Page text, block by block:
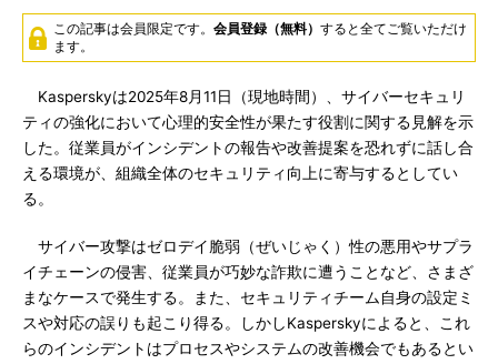
この記事は会員限定です。 会員登録（無料） すると全てご覧いただけ
ます。
Kasperskyは2025年8月11日（現地時間）、サイバーセキュリ
ティの強化において心理的安全性が果たす役割に関する見解を示
した。従業員がインシデントの報告や改善提案を恐れずに話し合
える環境が、組織全体のセキュリティ向上に寄与するとしてい
る。
サイバー攻撃はゼロデイ脆弱（ぜいじゃく）性の悪用やサプラ
イチェーンの侵害、従業員が巧妙な詐欺に遭うことなど、さまざ
まなケースで発生する。また、セキュリティチーム自身の設定ミ
スや対応の誤りも起こり得る。しかしKasperskyによると、これ
らのインシデントはプロセスやシステムの改善機会でもあるとい